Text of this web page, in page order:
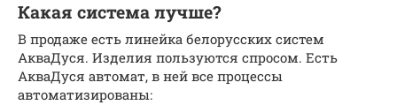
Какая система лучше?
В продаже есть линейка белорусских систем
АкваДуся. Изделия пользуются спросом. Есть
АкваДуся автомат, в ней все процессы
автоматизированы: